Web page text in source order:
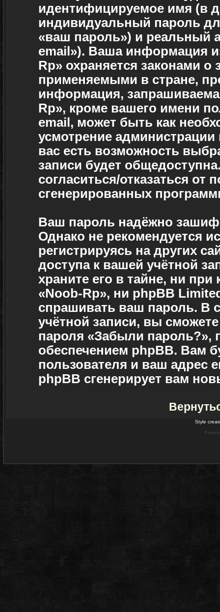
идентифицируемое имя (в
индивидуальный пароль
«ваш пароль») и реальный
email»). Ваша информация
Rp» охраняется законами
применяемыми в стране,
информация,
Rp», кроме вашего имени
email, может быть как
усмотрение
вас есть возможность
записи будет
согласиться/отказаться
сгенерированных
Ваш пароль надёжно
Однако не рекомендуется
регистрируясь на других
доступа к вашей учётной
храните его в тайне, ни при
«Noob-Rp», ни phpBB
спрашивать ваш пароль. В
учётной записи, вы
пароля «Забыли пароль?»,
обеспечением phpBB. Вам
пользователя и ваш адрес
phpBB сгенерирует вам
Style